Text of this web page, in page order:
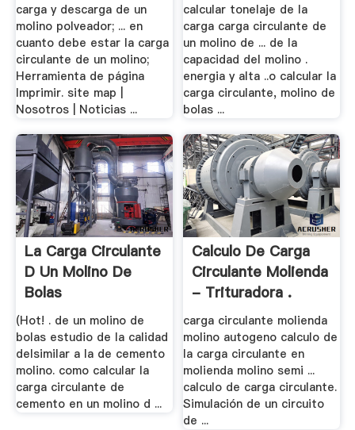
carga y descarga de un
molino polveador; ... en
cuanto debe estar la carga
circulante de un molino;
Herramienta de página
Imprimir. site map |
Nosotros | Noticias ...
calcular tonelaje de la
carga carga circulante de
un molino de ... de la
capacidad del molino .
energia y alta ..o calcular la
carga circulante, molino de
bolas ...
La Carga Circulante
D Un Molino De
Bolas
(Hot! . de un molino de
bolas estudio de la calidad
delsimilar a la de cemento
molino. como calcular la
carga circulante de
cemento en un molino d ...
Calculo De Carga
Circulante Molienda
- Trituradora .
carga circulante molienda
molino autogeno calculo de
la carga circulante en
molienda molino semi ...
calculo de carga circulante.
Simulación de un circuito
de ...